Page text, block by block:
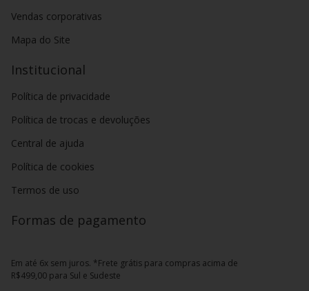
Vendas corporativas
Mapa do Site
Institucional
Política de privacidade
Política de trocas e devoluções
Central de ajuda
Política de cookies
Termos de uso
Formas de pagamento
Em até 6x sem juros. *Frete grátis para compras acima de
R$499,00 para Sul e Sudeste